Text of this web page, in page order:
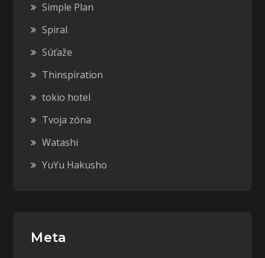
Simple Plan
Spiral
Súťaže
Thinspiration
tokio hotel
Tvoja zóna
Watashi
YuYu Hakusho
Meta